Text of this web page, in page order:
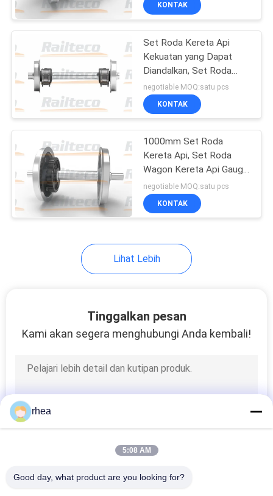
KONTAK
Set Roda Kereta Api
Kekuatan yang Dapat
Diandalkan, Set Roda
Kereta Api Standar
Internasional
negotiable MOQ:satu pcs
KONTAK
1000mm Set Roda
Kereta Api, Set Roda
Wagon Kereta Api Gauge
Meter
negotiable MOQ:satu pcs
KONTAK
Lihat Lebih
Tinggalkan pesan
Kami akan segera menghubungi Anda kembali!
rhea
5:08 AM
Good day, what product are you looking for?